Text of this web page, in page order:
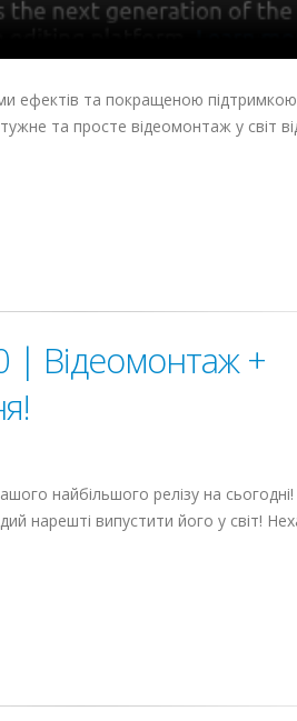
ефектів та покращеною
та просте відеомонтаж у світ
| Відеомонтаж +
найбільшого релізу на
нарешті випустити його у світ!